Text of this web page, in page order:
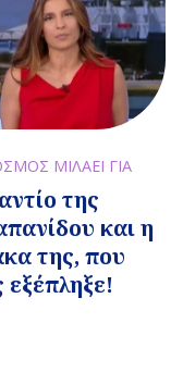
ΜΙΛΑΕΙ ΓΙΑ
της
και η
της, που
εξέπληξε!